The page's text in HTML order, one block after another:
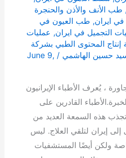
طب الأنف والأذن والحنجرة
ايران, طب العيون في
التجميل في ايران, عمليات
المحتوى الطبي بشركة
سيد حسين الهاشمي/
June 9,
، يُعرف الأطباء الإيرانيون
القادرين على
هذه السمعة العديد من
إيران لتلقي العلاج. ليس
ولكن أيضًا المستشفيات